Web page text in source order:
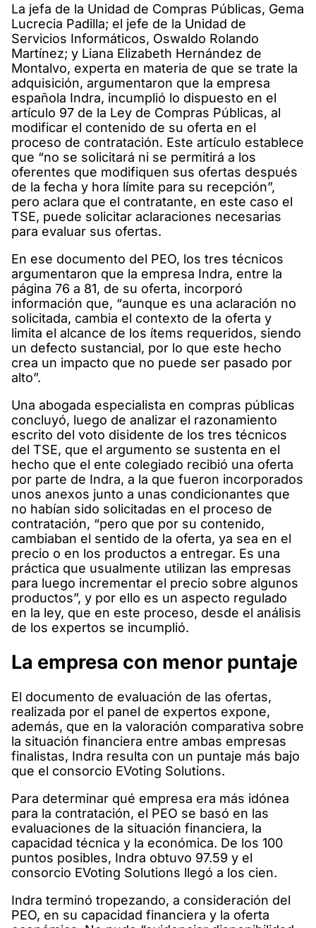
La jefa de la Unidad de Compras Públicas, Gema
Lucrecia Padilla; el jefe de la Unidad de
Servicios Informáticos, Oswaldo Rolando
Martínez; y Liana Elizabeth Hernández de
Montalvo, experta en materia de que se trate la
adquisición, argumentaron que la empresa
española Indra, incumplió lo dispuesto en el
artículo 97 de la Ley de Compras Públicas, al
modificar el contenido de su oferta en el
proceso de contratación. Este artículo establece
que “no se solicitará ni se permitirá a los
oferentes que modifiquen sus ofertas después
de la fecha y hora límite para su recepción”,
pero aclara que el contratante, en este caso el
TSE, puede solicitar aclaraciones necesarias
para evaluar sus ofertas.
En ese documento del PEO, los tres técnicos
argumentaron que la empresa Indra, entre la
página 76 a 81, de su oferta, incorporó
información que, “aunque es una aclaración no
solicitada, cambia el contexto de la oferta y
limita el alcance de los ítems requeridos, siendo
un defecto sustancial, por lo que este hecho
crea un impacto que no puede ser pasado por
alto”.
Una abogada especialista en compras públicas
concluyó, luego de analizar el razonamiento
escrito del voto disidente de los tres técnicos
del TSE, que el argumento se sustenta en el
hecho que el ente colegiado recibió una oferta
por parte de Indra, a la que fueron incorporados
unos anexos junto a unas condicionantes que
no habían sido solicitadas en el proceso de
contratación, “pero que por su contenido,
cambiaban el sentido de la oferta, ya sea en el
precio o en los productos a entregar. Es una
práctica que usualmente utilizan las empresas
para luego incrementar el precio sobre algunos
productos”, y por ello es un aspecto regulado
en la ley, que en este proceso, desde el análisis
de los expertos se incumplió.
La empresa con menor puntaje
El documento de evaluación de las ofertas,
realizada por el panel de expertos expone,
además, que en la valoración comparativa sobre
la situación financiera entre ambas empresas
finalistas, Indra resulta con un puntaje más bajo
que el consorcio EVoting Solutions.
Para determinar qué empresa era más idónea
para la contratación, el PEO se basó en las
evaluaciones de la situación financiera, la
capacidad técnica y la económica. De los 100
puntos posibles, Indra obtuvo 97.59 y el
consorcio EVoting Solutions llegó a los cien.
Indra terminó tropezando, a consideración del
PEO, en su capacidad financiera y la oferta